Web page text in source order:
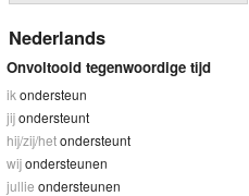
Nederlands
Onvoltooid tegenwoordige tijd
ik ondersteun
jijondersteunt
hij/zij/hetondersteunt
wijondersteunen
jullie ondersteunen